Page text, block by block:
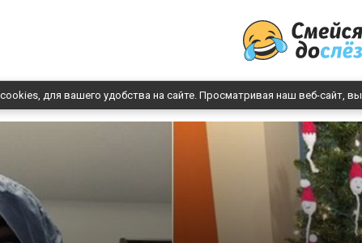
для вашего удобства на сайте. Просматривая наш веб-сайт,